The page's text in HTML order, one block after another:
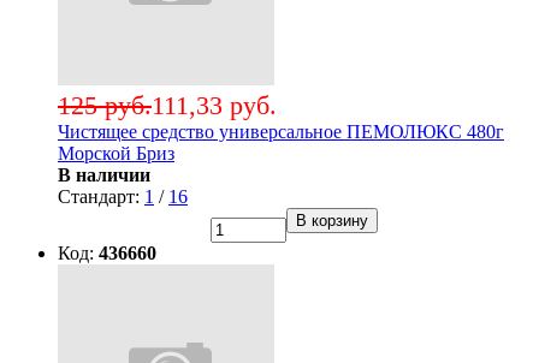
111,33 руб.
125 руб.
Чистящее средство универсальное ПЕМОЛЮКС 480г
Морской Бриз
В наличии
Стандарт: 1 / 16
В корзину
Код: 436660